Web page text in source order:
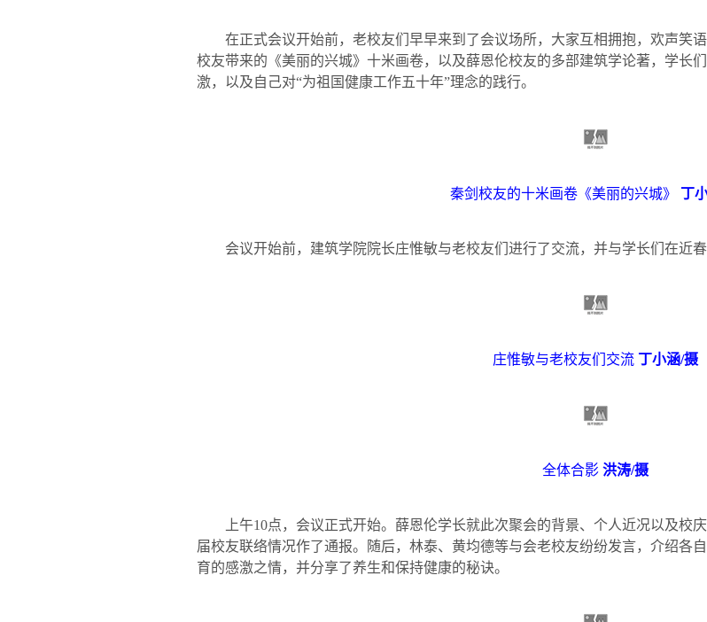
在正式会议开始前，老校友们早早来到了会议场所，大家互相拥抱，欢声笑
校友带来的《美丽的兴城》十米画卷，以及薛恩伦校友的多部建筑学论著，学长
激，以及自己对“为祖国健康工作五十年”理念的践行。
秦剑校友的十米画卷《美丽的兴城》 丁
会议开始前，建筑学院院长庄惟敏与老校友们进行了交流，并与学长们在近春
庄惟敏与老校友们交流 丁小涵/摄
全体合影 洪涛/摄
上午10点，会议正式开始。薛恩伦学长就此次聚会的背景、个人近况以及校
届校友联络情况作了通报。随后，林泰、黄均德等与会老校友纷纷发言，介绍各
育的感激之情，并分享了养生和保持健康的秘诀。